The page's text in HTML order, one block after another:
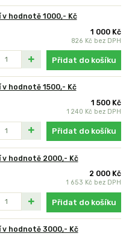
hodnotě 1000,- Kč
1 000 Kč
826 Kč bez DPH
Přidat do košíku
hodnotě 1500,- Kč
1 500 Kč
1 240 Kč bez DPH
Přidat do košíku
hodnotě 2000,- Kč
2 000 Kč
1 653 Kč bez DPH
Přidat do košíku
v hodnotě 3000,- Kč